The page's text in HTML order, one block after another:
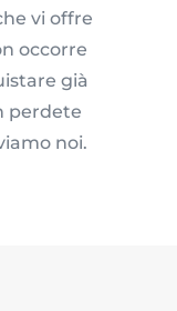
vi offre
occorre
già
perdete
noi.